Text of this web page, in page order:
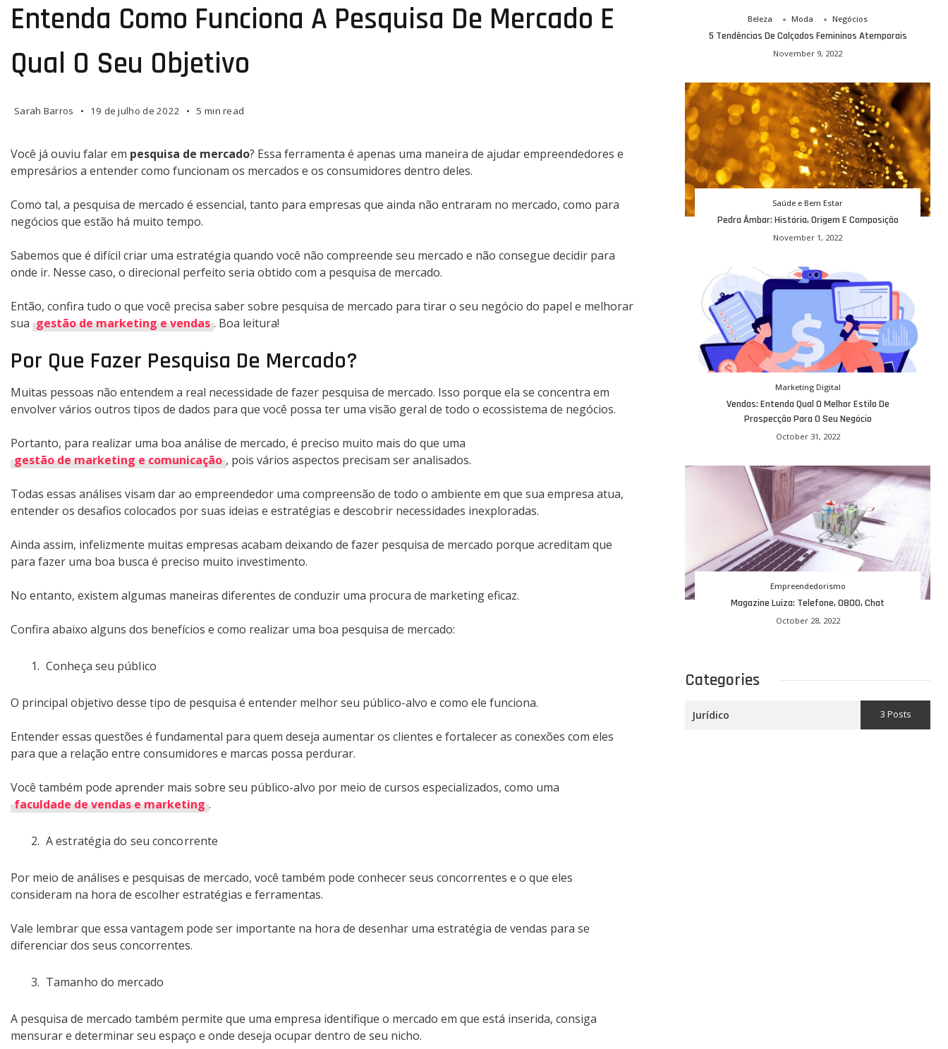
Entenda Como Funciona A Pesquisa De Mercado E
Qual O Seu Objetivo
Sarah Barros 19 de julho de 2022 5 min read
Você já ouviu falar em pesquisa de mercado? Essa ferramenta é apenas uma maneira de ajudar empreendedores e
empresários a entender como funcionam os mercados e os consumidores dentro deles.
Como tal, a pesquisa de mercado é essencial, tanto para empresas que ainda não entraram no mercado, como para
negócios que estão há muito tempo.
Sabemos que é difícil criar uma estratégia quando você não compreende seu mercado e não consegue decidir para
onde ir. Nesse caso, o direcional perfeito seria obtido com a pesquisa de mercado.
Então, confira tudo o que você precisa saber sobre pesquisa de mercado para tirar o seu negócio do papel e melhorar
sua gestão de marketing e vendas . Boa leitura!
Por Que Fazer Pesquisa De Mercado?
Muitas pessoas não entendem a real necessidade de fazer pesquisa de mercado. Isso porque ela se concentra em
envolver vários outros tipos de dados para que você possa ter uma visão geral de todo o ecossistema de negócios.
Portanto, para realizar uma boa análise de mercado, é preciso muito mais do que uma
gestão de marketing e comunicação , pois vários aspectos precisam ser analisados.
Todas essas análises visam dar ao empreendedor uma compreensão de todo o ambiente em que sua empresa atua,
entender os desafios colocados por suas ideias e estratégias e descobrir necessidades inexploradas.
Ainda assim, infelizmente muitas empresas acabam deixando de fazer pesquisa de mercado porque acreditam que
para fazer uma boa busca é preciso muito investimento.
No entanto, existem algumas maneiras diferentes de conduzir uma procura de marketing eficaz.
Confira abaixo alguns dos benefícios e como realizar uma boa pesquisa de mercado:
Conheça seu público
O principal objetivo desse tipo de pesquisa é entender melhor seu público-alvo e como ele funciona.
Entender essas questões é fundamental para quem deseja aumentar os clientes e fortalecer as conexões com eles
para que a relação entre consumidores e marcas possa perdurar.
Você também pode aprender mais sobre seu público-alvo por meio de cursos especializados, como uma
faculdade de vendas e marketing .
A estratégia do seu concorrente
Por meio de análises e pesquisas de mercado, você também pode conhecer seus concorrentes e o que eles
consideram na hora de escolher estratégias e ferramentas.
Vale lembrar que essa vantagem pode ser importante na hora de desenhar uma estratégia de vendas para se
diferenciar dos seus concorrentes.
Tamanho do mercado
A pesquisa de mercado também permite que uma empresa identifique o mercado em que está inserida, consiga
mensurar e determinar seu espaço e onde deseja ocupar dentro de seu nicho.
Beleza Moda Negócios
5 Tendências De Calçados Femininos Atemporais
November 9, 2022
Saúde e Bem Estar
Pedra Âmbar: História, Origem E Composição
November 1, 2022
Marketing Digital
Vendas: Entenda Qual O Melhor Estilo De
Prospecção Para O Seu Negócio
October 31, 2022
Empreendedorismo
Magazine Luiza: Telefone, 0800, Chat
October 28, 2022
Categories
Jurídico 3 Posts